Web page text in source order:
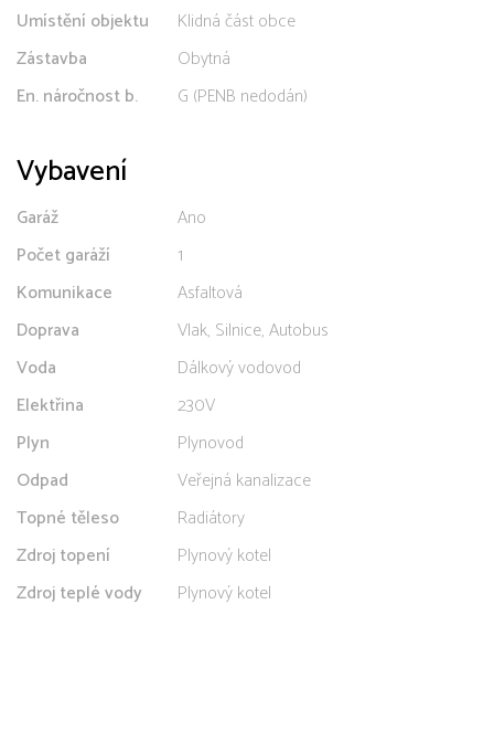
Umístění objektu
Klidná část obce
Zástavba
Obytná
En. náročnost b.
G (PENB nedodán)
Vybavení
Garáž
Ano
Počet garáží
1
Komunikace
Asfaltová
Doprava
Vlak, Silnice, Autobus
Voda
Dálkový vodovod
Elektřina
230V
Plyn
Plynovod
Odpad
Veřejná kanalizace
Topné těleso
Radiátory
Zdroj topení
Plynový kotel
Zdroj teplé vody
Plynový kotel